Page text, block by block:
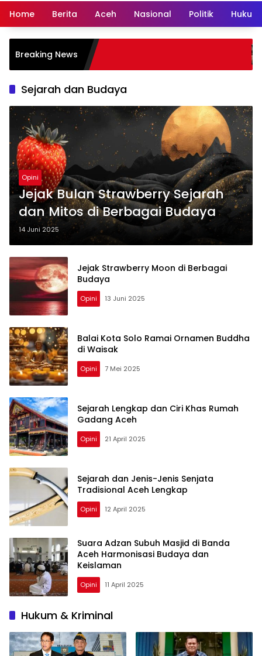
Home Berita Aceh Nasional Politik
Breaking News
Dedi
Polri,
Cargo
Sejarah dan Budaya
Opini
Jejak Bulan Strawberry Sejarah
dan Mitos di Berbagai Budaya
14 Juni 2025
Jejak Strawberry Moon di Berbagai
Budaya
Opini 13 Juni 2025
Balai Kota Solo Ramai Ornamen Buddha
di Waisak
Opini 7 Mei 2025
Sejarah Lengkap dan Ciri Khas Rumah
Gadang Aceh
Opini 21 April 2025
Sejarah dan Jenis-Jenis Senjata
Tradisional Aceh Lengkap
Opini 12 April 2025
Suara Adzan Subuh Masjid di Banda
Aceh Harmonisasi Budaya dan
Keislaman
Opini 11 April 2025
Hukum & Kriminal